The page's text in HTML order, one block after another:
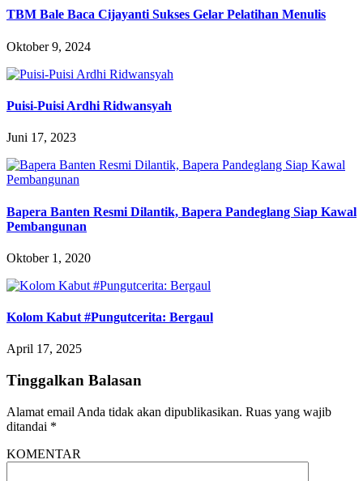
TBM Bale Baca Cijayanti Sukses Gelar Pelatihan Menulis
Oktober 9, 2024
Puisi-Puisi Ardhi Ridwansyah
Juni 17, 2023
Bapera Banten Resmi Dilantik, Bapera Pandeglang Siap Kawal
Pembangunan
Oktober 1, 2020
Kolom Kabut #Pungutcerita: Bergaul
April 17, 2025
Tinggalkan Balasan
Alamat email Anda tidak akan dipublikasikan. Ruas yang wajib
ditandai *
KOMENTAR